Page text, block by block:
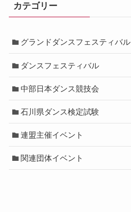
カテゴリー
グランドダンスフェスティバル
ダンスフェスティバル
中部日本ダンス競技会
石川県ダンス検定試験
連盟主催イベント
関連団体イベント